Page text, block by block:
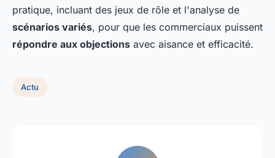
pratique, incluant des jeux de rôle et l'analyse de
scénarios variés, pour que les commerciaux puissent
répondre aux objections avec aisance et efficacité.
Actu